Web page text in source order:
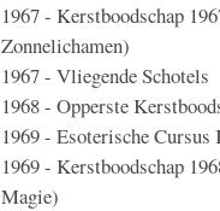
1967 - Kerstboodschap
Zonnelichamen)
1967 - Vliegende Schotels
1968 - Opperste
1969 - Esoterische Cursus
1969 - Kerstboodschap
Magie)